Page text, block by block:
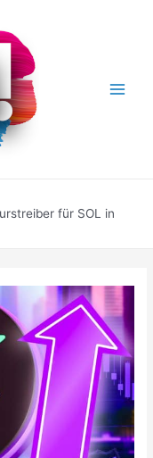
für SOL in